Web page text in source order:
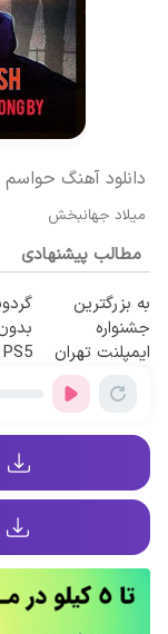
دانلود آهنگ
میلاد جهانبخش
مطالب پیشنهادی
به بزرگترین
جشنواره
ایمپلنت تهران
سر بزنید ! |
فقط ۲۵ میلیون